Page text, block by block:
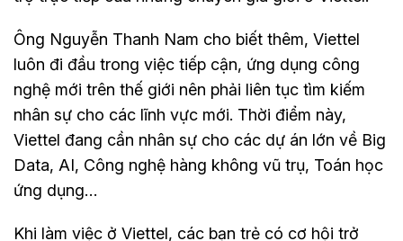
Ông Nguyễn Thanh Nam cho biết thêm, Viettel
luôn đi đầu trong việc tiếp cận, ứng dụng công
nghệ mới trên thế giới nên phải liên tục tìm kiếm
nhân sự cho các lĩnh vực mới. Thời điểm này,
Viettel đang cần nhân sự cho các dự án lớn về Big
Data, AI, Công nghệ hàng không vũ trụ, Toán học
ứng dụng…
Khi làm việc ở Viettel, các bạn trẻ có cơ hội trở